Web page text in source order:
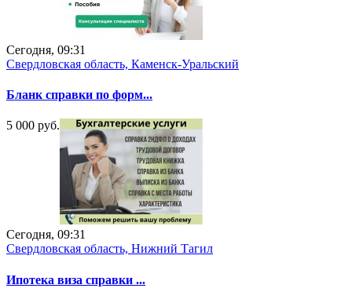
Сегодня, 09:31
Свердловская область, Каменск-Уральский
Бланк справки по форм...
5 000 руб.
Сегодня, 09:31
Свердловская область, Нижний Тагил
Ипотека виза справки ...